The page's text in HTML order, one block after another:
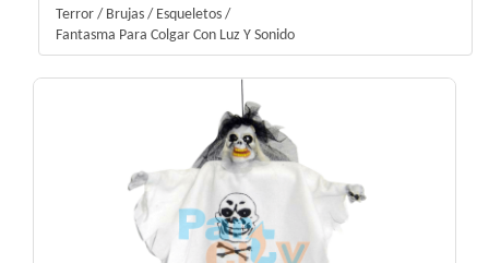
Terror / Brujas / Esqueletos /
Fantasma Para Colgar Con Luz Y Sonido